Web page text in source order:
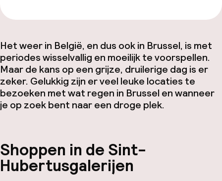
Het weer in België, en dus ook in Brussel, is met
periodes wisselvallig en moeilijk te voorspellen.
Maar de kans op een grijze, druilerige dag is er
zeker. Gelukkig zijn er veel leuke locaties te
bezoeken met wat regen in Brussel en wanneer
je op zoek bent naar een droge plek.
Shoppen in de Sint-
Hubertusgalerijen